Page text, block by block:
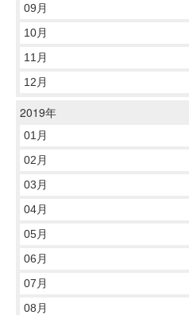
09月
10月
11月
12月
2019年
01月
02月
03月
04月
05月
06月
07月
08月